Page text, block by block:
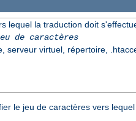
lequel la traduction doit
de caractères
serveur virtuel, répertoire,
le jeu de caractères vers